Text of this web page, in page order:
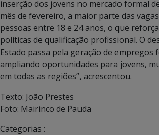
inserção dos jovens no mercado formal
mês de fevereiro, a maior parte das
pessoas entre 18 e 24 anos, o que
políticas de qualificação profissional. O
Estado passa pela geração de empregos
ampliando oportunidades para jovens,
em todas as regiões”, acrescentou.
Texto: João Prestes
Foto: Mairinco de Pauda
Categorias :